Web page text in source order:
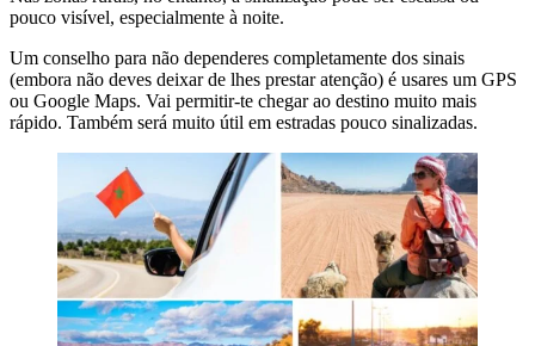
pouco visível, especialmente à noite.
Um conselho para não dependeres completamente dos sinais
(embora não deves deixar de lhes prestar atenção) é usares um GPS
ou Google Maps. Vai permitir-te chegar ao destino muito mais
rápido. Também será muito útil em estradas pouco sinalizadas.